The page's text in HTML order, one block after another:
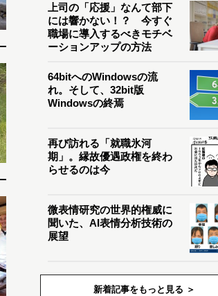
上司の「応援」なんて部下
には響かない！？ 今すぐ
職場に導入するべきモチベ
ーションアップの方法
64bitへのWindowsの流
れ。そして、32bit版
Windowsの終焉
再び訪れる「就職氷河
期」。縁故優遇政権を終わ
らせるのは今
微表情研究の世界的権威に
聞いた、AI表情分析技術の
展望
新着記事をもっと見る